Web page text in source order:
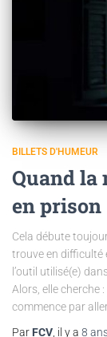
BILLETS D'HUMEUR
Quand la
en prison
Cela débute
trouve en difficulté
l’outil utilisé(e)
Alors, elle cherche
commence par
Par FCV, il y a 8